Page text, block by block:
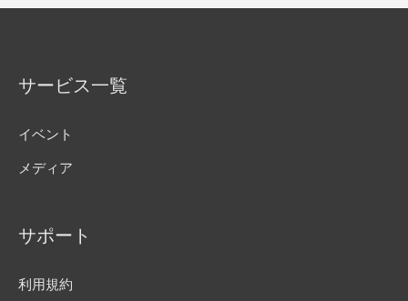
サービス一覧
イベント
メディア
サポート
利用規約